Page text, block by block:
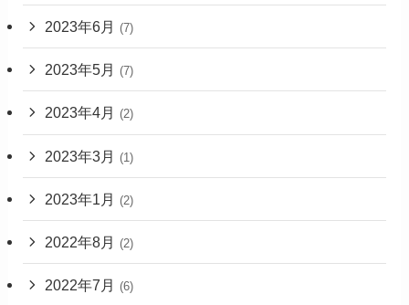
2023年6月 (7)
2023年5月 (7)
2023年4月 (2)
2023年3月 (1)
2023年1月 (2)
2022年8月 (2)
2022年7月 (6)